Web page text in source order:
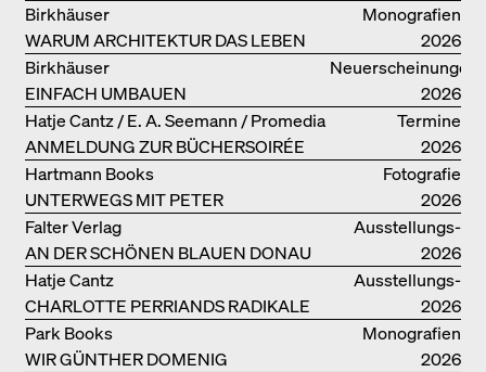
Monografien
WARUM ARCHITEKTUR DAS LEBEN
VERBESSERN KANN: ANNA
HERINGER
Birkhäuser
2026
Neuerscheinungen
EINFACH UMBAUEN
Birkhäuser
2026
Termine
ANMELDUNG ZUR BÜCHERSOIRÉE
AM 13. JULI
Hatje Cantz / E. A. Seemann / Promedia
2026
Fotografie
UNTERWEGS MIT PETER
BIALOBRZESKI
Hartmann Books
2026
Ausstellungs­
kataloge
AN DER SCHÖNEN BLAUEN DONAU
Falter Verlag
2026
Ausstellungs­
kataloge
CHARLOTTE PERRIANDS RADIKALE
IDEEN ZUM WOHNEN
Hatje Cantz
2026
Monografien
WIR GÜNTHER DOMENIG
Park Books
2026